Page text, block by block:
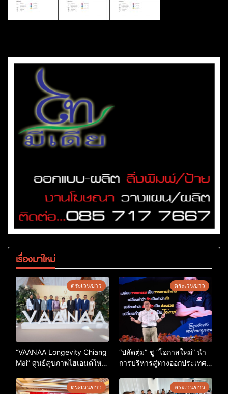
เรื่องมาใหม่
ตระเวนข่าว
“VAANAA Longevity Chiang
Mai” ศูนย์สุขภาพไฮเอนต์ใหญ่
ตระเวนข่าว
“ปลัดตุ๋ม” ชู “โอกาสใหม่” นำ
การบริหารสู่ทางออกประเทศ
ตระเวนข่าว ตระเวนข่าว